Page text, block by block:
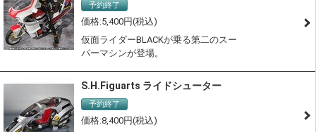
予約終了
5,400
仮面ライダーBLACKが乗る第二のスー
パーマシンが登場。
S.H.Figuarts ライドシューター
予約終了
8,400